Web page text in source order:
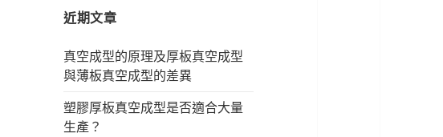
近期文章
真空成型的原理及厚板真空成型
與薄板真空成型的差異
塑膠厚板真空成型是否適合大量
生產？